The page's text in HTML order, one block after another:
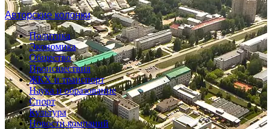
Авторские колонки
Политика
Экономика
Общество
Происшествия
ЖКХ и транспорт
Наука и образование
Спорт
Культура
Новости компаний